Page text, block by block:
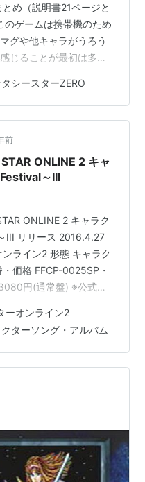
め（説明書21ページと
ゲームは携帯機のため
グや他キャラがうろう
じることが最初は多い
るようにすると視認し
攻撃しながら周囲のエ
させて、殴っている最
カエル）が吐き出す爆
いったこともできるよ
さらに…
シースターZERO
前
ONLINE 2 キャ
～III
ONLINE 2 キャラク
III リリース 2016.4.27
ライン2 形態 キャラク
価格 FFCP-0025SP・
円(通常盤) ※公式サ
ろです(？) 収録曲リス
華絢爛ラビアンローズ
クロステンド 歌:アザナ
ーオンライン2
ターソング・アルバム